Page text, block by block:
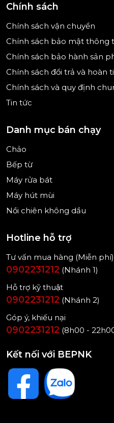
Chính sách
Chính sách vận chuyển
Chính sách bảo mật thông
Chính sách bảo hành sản
Chính sách đổi trả và hoàn
Chính sách và quy định
Tin tức
Danh mục bán chạy
Chảo
Bếp từ
Máy rửa bát
Máy hút mùi
Nồi chiên không dầu
Hotline hỗ trợ
Tư vấn mua hàng (Miễn phí)
0902231212 (Nhánh 1)
Hỗ trợ kỹ thuật
0902231212 (Nhánh 2)
Góp ý, khiếu nại
0902231212 (8h00 -
Kết nối với BEPNK